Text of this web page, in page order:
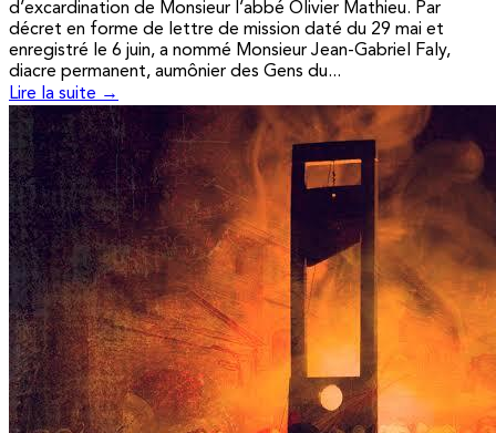
d’excardination de Monsieur l’abbé Olivier Mathieu. Par
décret en forme de lettre de mission daté du 29 mai et
enregistré le 6 juin, a nommé Monsieur Jean-Gabriel Faly,
diacre permanent, aumônier des Gens du...
Lire la suite →